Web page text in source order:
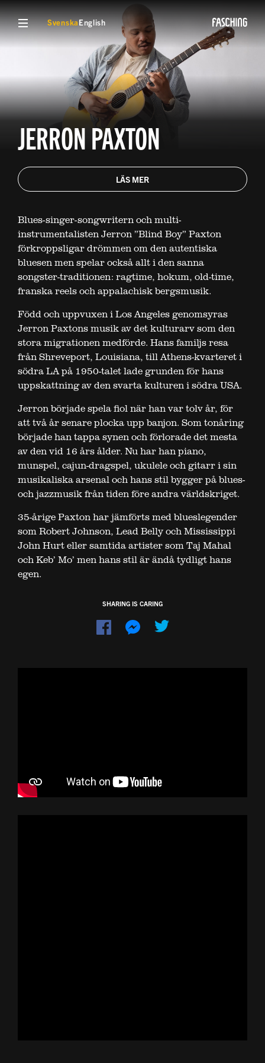
VISA MENY
SvenskaEnglish
JERRON PAXTON
LÄS MER
Blues-singer-songwritern och multi-
instrumentalisten Jerron ”Blind Boy” Paxton
förkroppsligar drömmen om den autentiska
bluesen men spelar också allt i den sanna
songster-traditionen: ragtime, hokum, old-time,
franska reels och appalachisk bergsmusik.
Född och uppvuxen i Los Angeles genomsyras
Jerron Paxtons musik av det kulturarv som den
stora migrationen medförde. Hans familjs resa
från Shreveport, Louisiana, till Athens-kvarteret i
södra LA på 1950-talet lade grunden för hans
uppskattning av den svarta kulturen i södra USA.
Jerron började spela fiol när han var tolv år, för
att två år senare plocka upp banjon. Som tonåring
började han tappa synen och förlorade det mesta
av den vid 16 års ålder. Nu har han piano,
munspel, cajun-dragspel, ukulele och gitarr i sin
musikaliska arsenal och hans stil bygger på blues-
och jazzmusik från tiden före andra världskriget.
35-årige Paxton har jämförts med blueslegender
som Robert Johnson, Lead Belly och Mississippi
John Hurt eller samtida artister som Taj Mahal
och Keb’ Mo’ men hans stil är ändå tydligt hans
egen.
SHARING IS CARING
Dela
Dela